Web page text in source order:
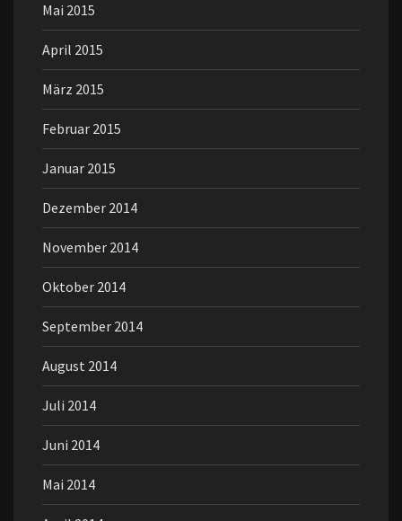
Mai 2015
April 2015
März 2015
Februar 2015
Januar 2015
Dezember 2014
November 2014
Oktober 2014
September 2014
August 2014
Juli 2014
Juni 2014
Mai 2014